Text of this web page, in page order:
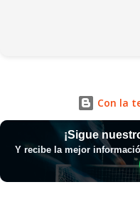
Con la
¡Sigue
Y recibe la mejor